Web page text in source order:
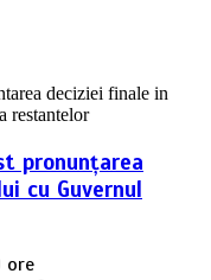
pronunțarea
cu Guvernul
ore